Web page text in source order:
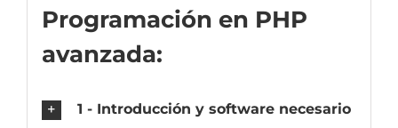
Programación en PHP
avanzada:
1 - Introducción y software necesario